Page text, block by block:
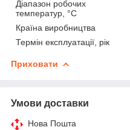
Діапазон робочих
температур, °С
Країна виробництва
Термін експлуатації, рік
Приховати
Умови доставки
Нова Пошта